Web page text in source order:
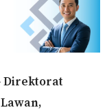
Direktorat